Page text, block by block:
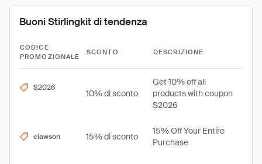
Buoni Stirlingkit di tendenza
CODICE
PROMOZIONALE
SCONTO DESCRIZIONE
S2026
10% di sconto
Get 10% off all
products with coupon
S2026
clawson 15% di sconto
15% Off Your Entire
Purchase